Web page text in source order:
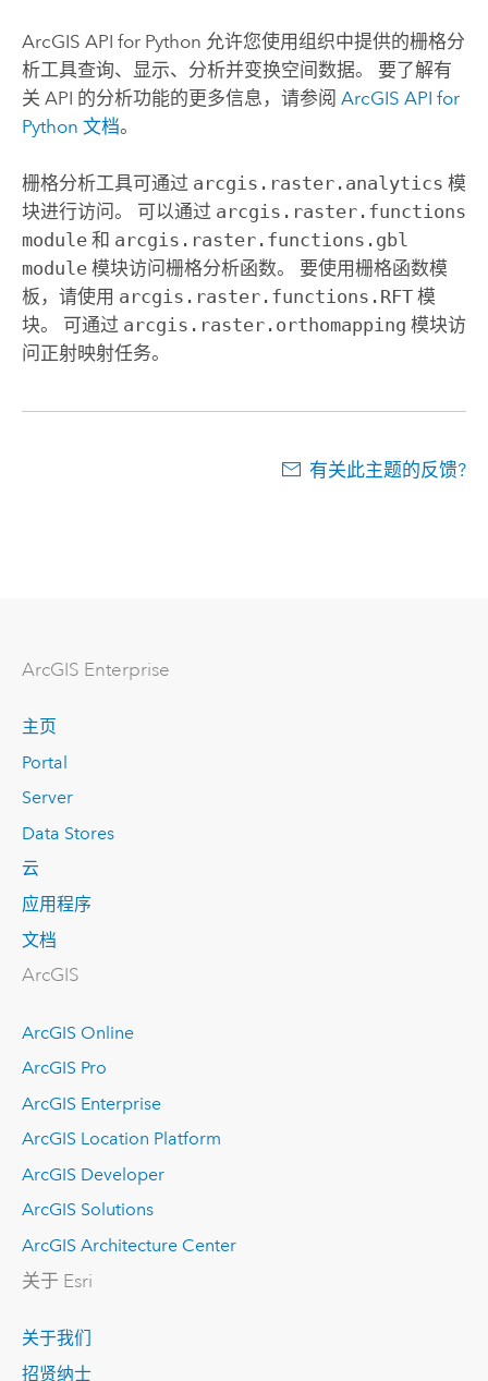
ArcGIS API for Python 允许您使用组织中提供的栅格分
析工具查询、显示、分析并变换空间数据。 要了解有
关 API 的分析功能的更多信息，请参阅 ArcGIS API for
Python 文档。
栅格分析工具可通过 arcgis.raster.analytics 模
块进行访问。 可以通过 arcgis.raster.functions
module和 arcgis.raster.functions.gbl
module模块访问栅格分析函数。 要使用栅格函数模
板，请使用 arcgis.raster.functions.RFT模
块。 可通过 arcgis.raster.orthomapping 模块访
问正射映射任务。
有关此主题的反馈?
ArcGIS Enterprise
主页
Portal
Server
Data Stores
云
应用程序
文档
ArcGIS
ArcGIS Online
ArcGIS Pro
ArcGIS Enterprise
ArcGIS Location Platform
ArcGIS Developer
ArcGIS Solutions
ArcGIS Architecture Center
关于 Esri
关于我们
招贤纳士